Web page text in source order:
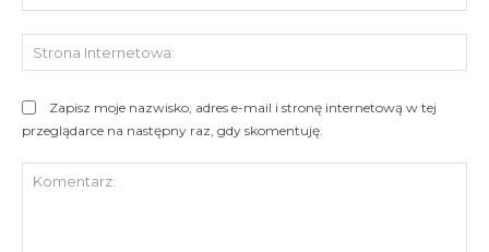
Zapisz moje nazwisko, adres e-mail i stronę internetową w tej
przeglądarce na następny raz, gdy skomentuję.